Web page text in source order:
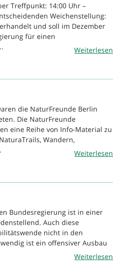
Treffpunkt: 14:00 Uhr –
Weichenstellung:
und soll im Dezember
für einen
Weiterlesen
die NaturFreunde Berlin
Die NaturFreunde
eine Reihe von Info-Material zu
Wandern,
Weiterlesen
Bundesregierung ist in einer
Auch diese
nicht in den
ist ein offensiver Ausbau
Weiterlesen